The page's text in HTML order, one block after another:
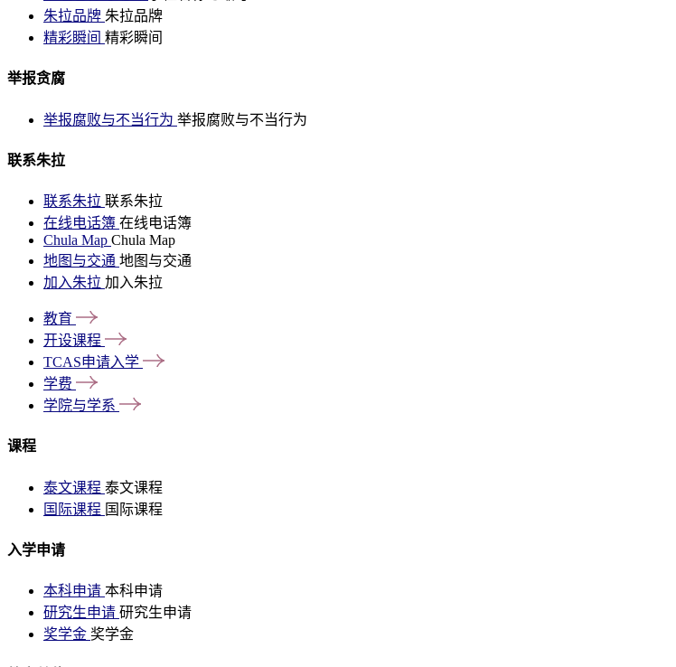
朱拉品牌 朱拉品牌
精彩瞬间 精彩瞬间
举报贪腐
举报腐败与不当行为 举报腐败与不当行为
联系朱拉
联系朱拉 联系朱拉
在线电话簿 在线电话簿
Chula Map Chula Map
地图与交通 地图与交通
加入朱拉 加入朱拉
教育
开设课程
TCAS申请入学
学费
学院与学系
课程
泰文课程 泰文课程
国际课程 国际课程
入学申请
本科申请 本科申请
研究生申请 研究生申请
奖学金 奖学金